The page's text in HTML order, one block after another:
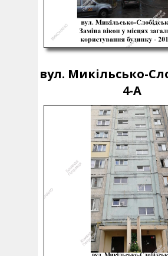
вул. Микільсько-
4-А